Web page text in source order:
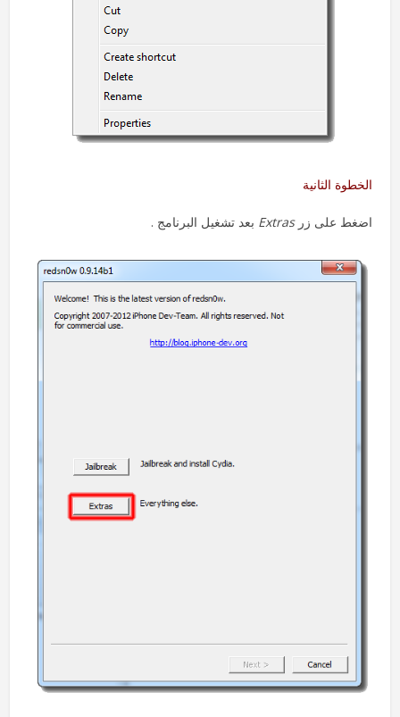
الخطوة الثانية
اضغط على زرExtras بعد تشغيل البرنامج .